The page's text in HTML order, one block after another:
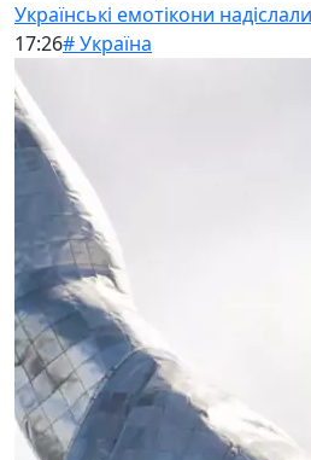
Українські емотікони
17:26# Україна